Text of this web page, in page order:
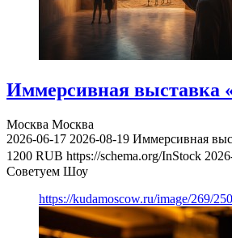
Иммерсивная выставка
Москва Москва
2026-06-17 2026-08-19 Иммерсивная
1200 RUB https://schema.org/InStock
Советуем Шоу
https://kudamoscow.ru/image/269/